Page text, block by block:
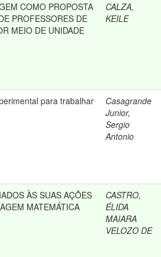
COMO PROPOSTA
PROFESSORES DE
MEIO DE UNIDADE
CALZA,
KEILE
para trabalhar
Casagrande
Junior,
Sergio
Antonio
ÀS SUAS AÇÕES
MATEMÁTICA
CASTRO,
ÉLIDA
MAIARA
VELOZO DE